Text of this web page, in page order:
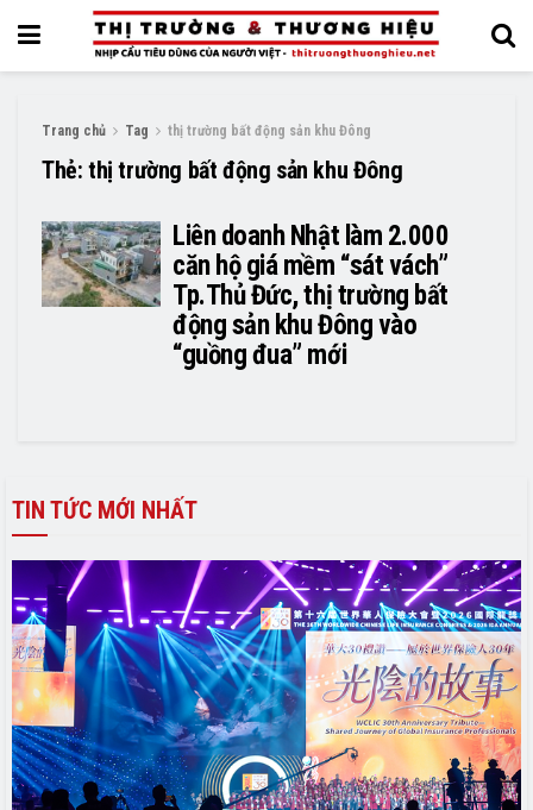
Trang chủ Tag thị trường bất động sản khu Đông
Thẻ: thị trường bất động sản khu Đông
Liên doanh Nhật làm 2.000
căn hộ giá mềm “sát vách”
Tp.Thủ Đức, thị trường bất
động sản khu Đông vào
“guồng đua” mới
TIN TỨC MỚI NHẤT